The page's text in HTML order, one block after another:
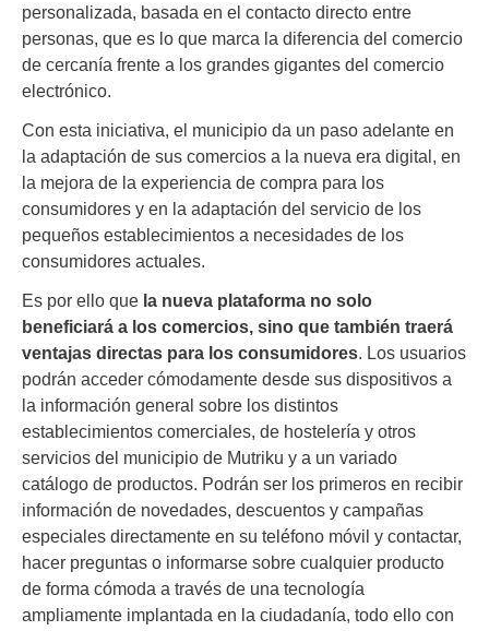
personalizada, basada en el contacto directo entre
personas, que es lo que marca la diferencia del comercio
de cercanía frente a los grandes gigantes del comercio
electrónico.
Con esta iniciativa, el municipio da un paso adelante en
la adaptación de sus comercios a la nueva era digital, en
la mejora de la experiencia de compra para los
consumidores y en la adaptación del servicio de los
pequeños establecimientos a necesidades de los
consumidores actuales.
Es por ello que la nueva plataforma no solo
beneficiará a los comercios, sino que también traerá
ventajas directas para los consumidores. Los usuarios
podrán acceder cómodamente desde sus dispositivos a
la información general sobre los distintos
establecimientos comerciales, de hostelería y otros
servicios del municipio de Mutriku y a un variado
catálogo de productos. Podrán ser los primeros en recibir
información de novedades, descuentos y campañas
especiales directamente en su teléfono móvil y contactar,
hacer preguntas o informarse sobre cualquier producto
de forma cómoda a través de una tecnología
ampliamente implantada en la ciudadanía, todo ello con